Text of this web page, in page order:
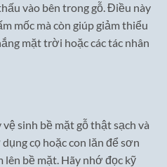
vào bên trong gỗ. Điều này
mốc mà còn giúp giảm thiểu
mặt trời hoặc các tác nhân
sinh bề mặt gỗ thật sạch và
cọ hoặc con lăn để sơn
bề mặt. Hãy nhớ đọc kỹ